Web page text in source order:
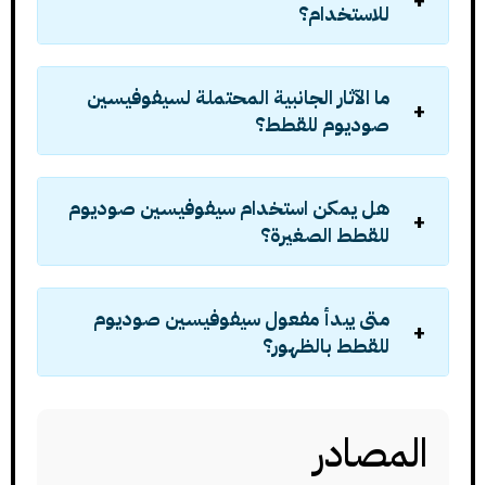
للاستخدام؟
ما الآثار الجانبية المحتملة لسيفوفيسين
صوديوم للقطط؟
هل يمكن استخدام سيفوفيسين صوديوم
للقطط الصغيرة؟
متى يبدأ مفعول سيفوفيسين صوديوم
للقطط بالظهور؟
المصادر